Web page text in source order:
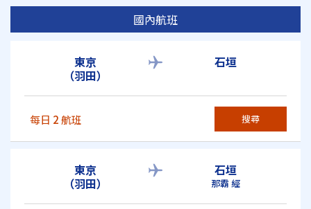
國內航班
東京
（羽田）
石垣
每日 2航班 搜尋
東京
（羽田）
石垣
那霸 經